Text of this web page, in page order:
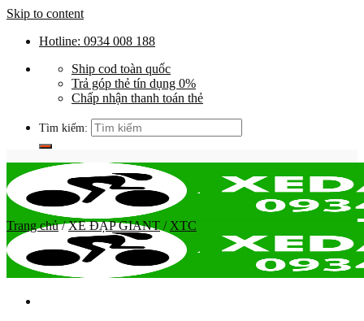
Skip to content
Hotline: 0934 008 188
Ship cod toàn quốc
Trả góp thẻ tín dụng 0%
Chấp nhận thanh toán thẻ
Tìm kiếm:
Trang chủ / XE ĐẠP GIANT / XTC